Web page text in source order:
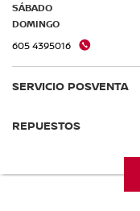
SÁBADO
DOMINGO
605 4395016
SERVICIO POSVENTA
REPUESTOS